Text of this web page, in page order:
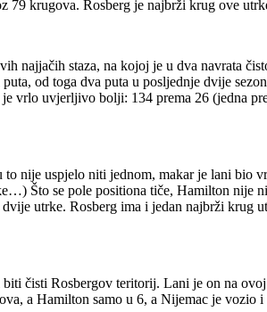
krugova. Rosberg je najbrži krug ove
najjačih staza, na kojoj je u dva navrata
od toga dva puta u posljednje dvije
vrlo uvjerljivo bolji: 134 prema 26 (jedna
nije uspjelo niti jednom, makar je lani bio
Što se pole positiona tiče, Hamilton nije
utrke. Rosberg ima i jedan najbrži
čisti Rosbergov teritorij. Lani je on na
a Hamilton samo u 6, a Nijemac je vozio